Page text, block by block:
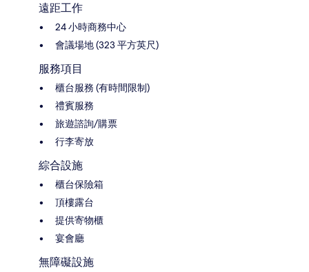
遠距工作
24 小時商務中心
會議場地 (323 平方英尺)
服務項目
櫃台服務 (有時間限制)
禮賓服務
旅遊諮詢/購票
行李寄放
綜合設施
櫃台保險箱
頂樓露台
提供寄物櫃
宴會廳
無障礙設施